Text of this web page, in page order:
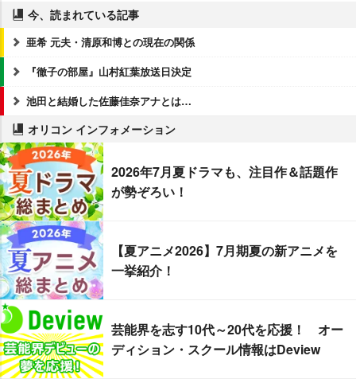
今、読まれている記事
亜希 元夫・清原和博との現在の関係
『徹子の部屋』山村紅葉放送日決定
池田と結婚した佐藤佳奈アナとは…
オリコン インフォメーション
2026年7月夏ドラマも、注目作＆話題作
が勢ぞろい！
【夏アニメ2026】7月期夏の新アニメを
一挙紹介！
芸能界を志す10代～20代を応援！ オー
ディション・スクール情報はDeview